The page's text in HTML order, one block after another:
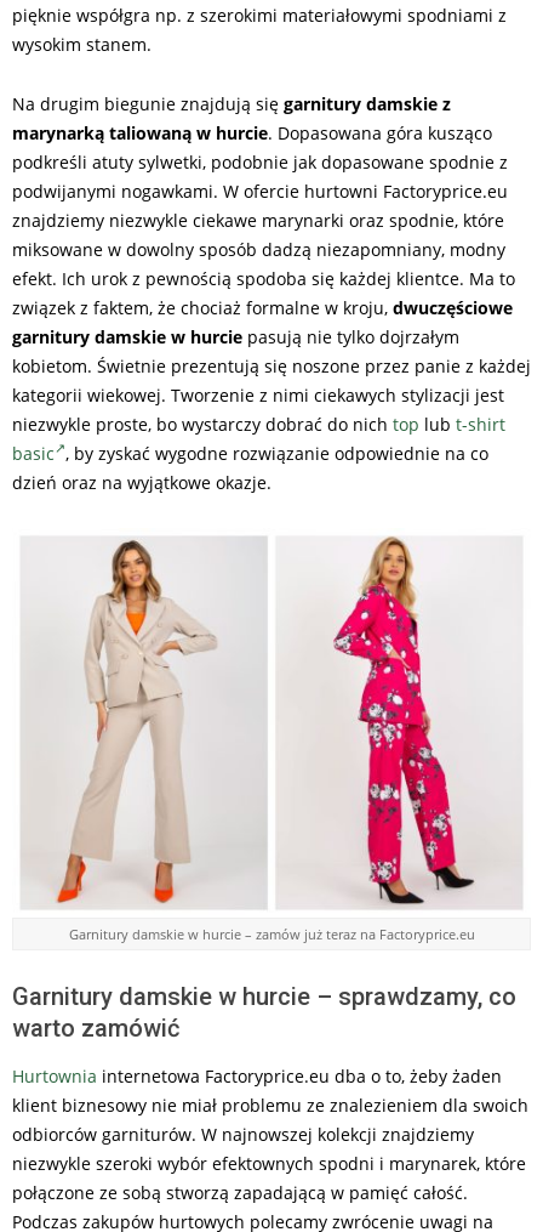
pięknie współgra np. z szerokimi materiałowymi spodniami z
wysokim stanem.
Na drugim biegunie znajdują się garnitury damskie z
marynarką taliowaną w hurcie. Dopasowana góra kusząco
podkreśli atuty sylwetki, podobnie jak dopasowane spodnie z
podwijanymi nogawkami. W ofercie hurtowni Factoryprice.eu
znajdziemy niezwykle ciekawe marynarki oraz spodnie, które
miksowane w dowolny sposób dadzą niezapomniany, modny
efekt. Ich urok z pewnością spodoba się każdej klientce. Ma to
związek z faktem, że chociaż formalne w kroju, dwuczęściowe
garnitury damskie w hurcie pasują nie tylko dojrzałym
kobietom. Świetnie prezentują się noszone przez panie z każdej
kategorii wiekowej. Tworzenie z nimi ciekawych stylizacji jest
niezwykle proste, bo wystarczy dobrać do nich top lub t-shirt
basic , by zyskać wygodne rozwiązanie odpowiednie na co
dzień oraz na wyjątkowe okazje.
Garnitury damskie w hurcie – zamów już teraz na Factoryprice.eu
Garnitury damskie w hurcie – sprawdzamy, co
warto zamówić
Hurtownia internetowa Factoryprice.eu dba o to, żeby żaden
klient biznesowy nie miał problemu ze znalezieniem dla swoich
odbiorców garniturów. W najnowszej kolekcji znajdziemy
niezwykle szeroki wybór efektownych spodni i marynarek, które
połączone ze sobą stworzą zapadającą w pamięć całość.
Podczas zakupów hurtowych polecamy zwrócenie uwagi na